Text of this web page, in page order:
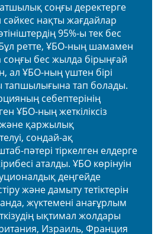
соңғы деректерге
нақты жағдайлар
95%-ы тек бес
ретте, ҰБО-ның шамамен
бес жылда бірыңғай
ал ҰБО-ның үштен бірі
тапшылығына тап болады.
себептерінің
ҰБО-ның жеткіліксіз
қаржылық
сондай-ақ
пәтері тіркелген елдерге
аталды. ҰБО көрінуін
деңгейде
және дамыту тетіктерін
жүктемені анағұрлым
ықтимал жолдары
Израиль, Франция